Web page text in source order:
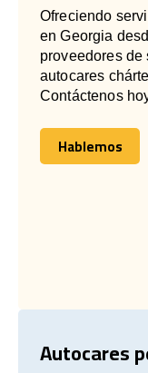
Ofreciendo
en Georgia
proveedores de
autocares
Contáctenos
Hablemos
Hablemos
Autocares